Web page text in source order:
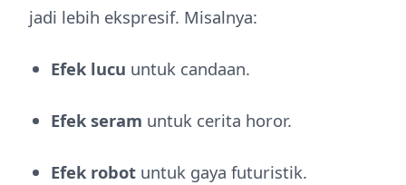
jadi lebih ekspresif. Misalnya:
Efek lucu untuk candaan.
Efek seram untuk cerita horor.
Efek robot untuk gaya futuristik.